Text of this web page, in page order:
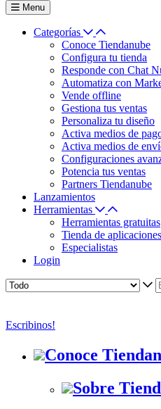
Menu
Categorías
Conoce Tiendanube
Configura tu tienda
Responde con Chat
Automatiza con
Vende offline
Gestiona tus ventas
Personaliza tu diseño
Activa medios de
Activa medios de
Configuraciones
Potencia tus ventas
Partners Tiendanube
Lanzamientos
Herramientas
Herramientas gratuitas
Tienda de aplicaciones
Especialistas
Login
Escribinos!
Conoce
Sobre